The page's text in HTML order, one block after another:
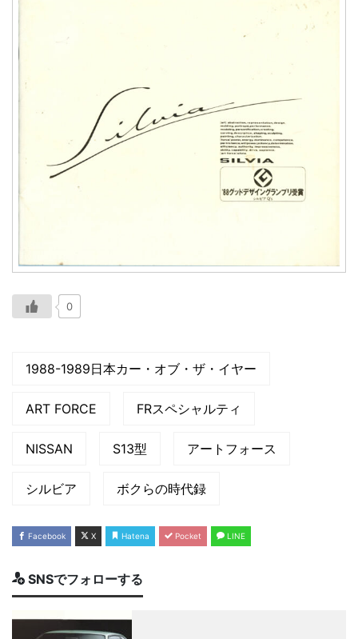
0
1988-1989日本カー・オブ・ザ・イヤー
ART FORCE FRスペシャルティ
NISSAN S13型 アートフォース
シルビア ボクらの時代録
Facebook X Hatena Pocket LINE
SNSでフォローする